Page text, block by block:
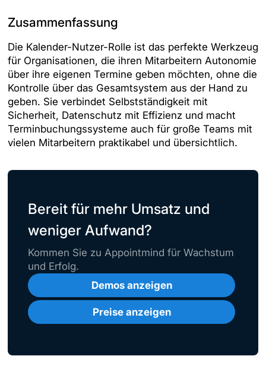
Zusammenfassung
Die Kalender-Nutzer-Rolle ist das perfekte Werkzeug
für Organisationen, die ihren Mitarbeitern Autonomie
über ihre eigenen Termine geben möchten, ohne die
Kontrolle über das Gesamtsystem aus der Hand zu
geben. Sie verbindet Selbstständigkeit mit
Sicherheit, Datenschutz mit Effizienz und macht
Terminbuchungssysteme auch für große Teams mit
vielen Mitarbeitern praktikabel und übersichtlich.
Bereit für mehr Umsatz und
weniger Aufwand?
Kommen Sie zu Appointmind für Wachstum
und Erfolg.
Demos anzeigen
Preise anzeigen